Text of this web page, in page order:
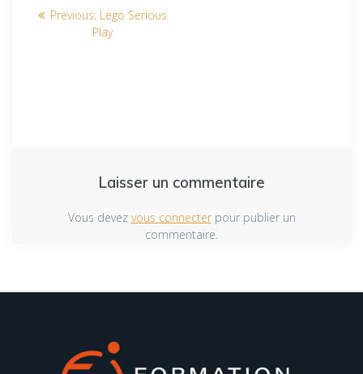
Previous: Lego Serious
Play
Laisser un commentaire
Vous devez vous connecterpour publier un
commentaire.